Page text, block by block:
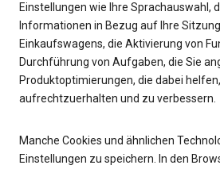
Einstellungen wie Ihre Sprachauswahl,
Informationen in Bezug auf Ihre
Einkaufswagens, die Aktivierung von
Durchführung von Aufgaben, die Sie
Produktoptimierungen, die dabei
aufrechtzuerhalten und zu verbessern.
Manche Cookies und ähnlichen
Einstellungen zu speichern. In den